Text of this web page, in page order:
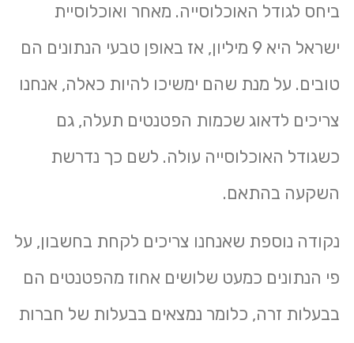
ביחס לגודל האוכלוסייה. מאחר ואוכלוסיית
ישראל היא 9 מיליון, אז באופן טבעי הנתונים הם
טובים. על מנת שהם ימשיכו להיות כאלה, אנחנו
צריכים לדאוג שכמות הפטנטים תעלה, גם
כשגודל האוכלוסייה עולה. לשם כך נדרשת
השקעה בהתאם.
נקודה נוספת שאנחנו צריכים לקחת בחשבון, על
פי הנתונים כמעט שלושים אחוז מהפטנטים הם
בבעלות זרה, כלומר נמצאים בבעלות של חברות